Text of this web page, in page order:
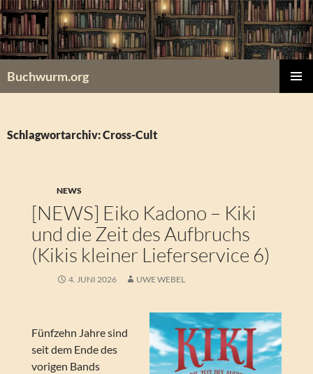
Zum
Inhalt
springen
Buchwurm.org
Schlagwortarchiv: Cross-Cult
NEWS
[NEWS] Eiko Kadono – Kiki
und die Zeit des Aufbruchs
(Kikis kleiner Lieferservice 6)
4. JUNI 2026 UWE WEBEL
Fünfzehn Jahre sind
seit dem Ende des
vorigen Bands